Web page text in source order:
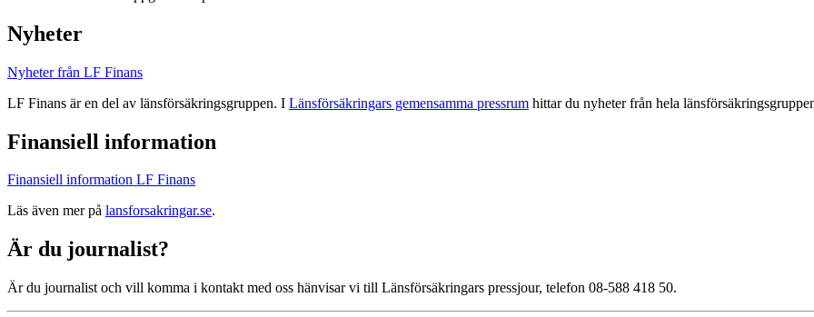
Nyheter
Nyheter från LF Finans
LF Finans är en del av länsförsäkringsgruppen. I Länsförsäkringars gemensamma pressrum hittar du nyheter från hela
Finansiell information
Finansiell information LF Finans
Läs även mer på lansforsakringar.se.
Är du journalist?
Är du journalist och vill komma i kontakt med oss hänvisar vi till Länsförsäkringars pressjour, telefon 08-588 418 50.